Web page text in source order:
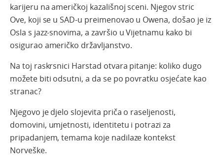
karijeru na američkoj kazališnoj sceni. Njegov stric
Ove, koji se u SAD-u preimenovao u Owena, došao je iz
Osla s jazz-snovima, a završio u Vijetnamu kako bi
osigurao američko državljanstvo.
Na toj raskrsnici Harstad otvara pitanje: koliko dugo
možete biti odsutni, a da se po povratku osjećate kao
stranac?
Njegovo je djelo slojevita priča o raseljenosti,
domovini, umjetnosti, identitetu i potrazi za
pripadanjem, temama koje nadilaze kontekst
Norveške.